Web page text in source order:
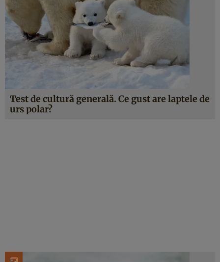
Test de cultură generală. Ce gust are laptele de
urs polar?